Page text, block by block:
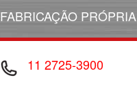
FABRICAÇÃO PRÓPRIA
11 2725-3900